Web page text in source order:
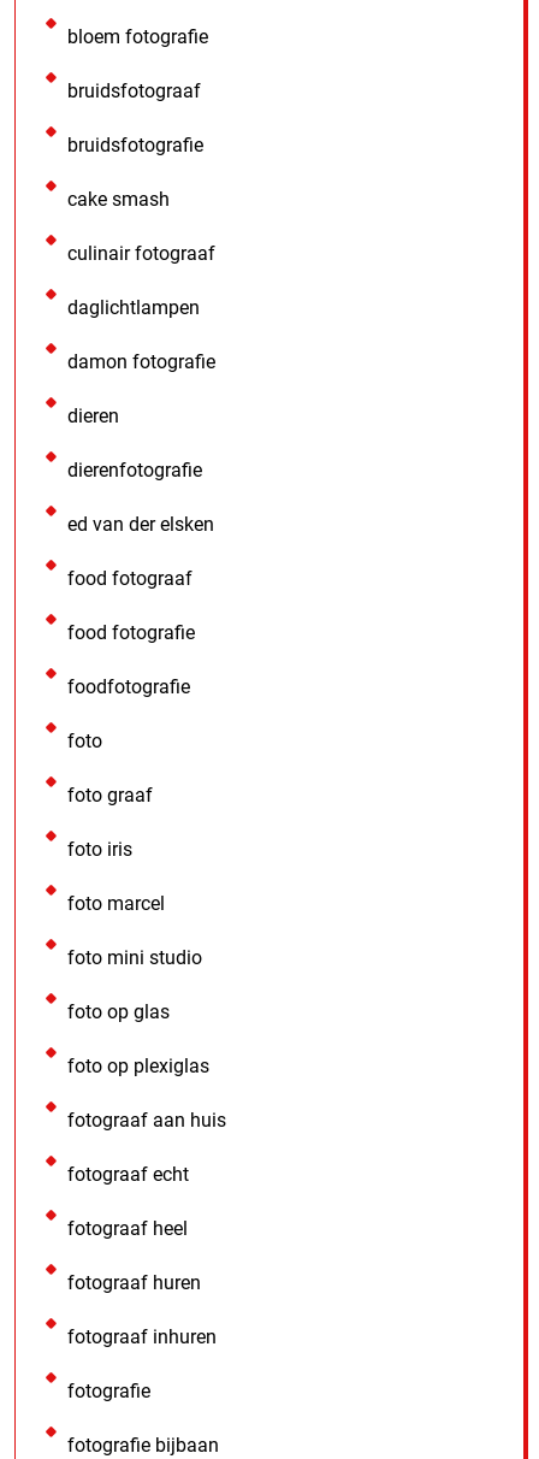
bloem fotografie
bruidsfotograaf
bruidsfotografie
cake smash
culinair fotograaf
daglichtlampen
damon fotografie
dieren
dierenfotografie
ed van der elsken
food fotograaf
food fotografie
foodfotografie
foto
foto graaf
foto iris
foto marcel
foto mini studio
foto op glas
foto op plexiglas
fotograaf aan huis
fotograaf echt
fotograaf heel
fotograaf huren
fotograaf inhuren
fotografie
fotografie bijbaan